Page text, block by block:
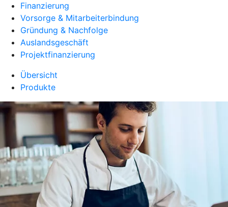
Finanzierung
Vorsorge & Mitarbeiterbindung
Gründung & Nachfolge
Auslandsgeschäft
Projektfinanzierung
Übersicht
Produkte